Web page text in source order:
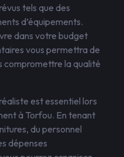
tels que des
d’équipements.
dans votre budget
vous permettra de
compromettre la qualité
est essentiel lors
à Torfou. En tenant
du personnel
dépenses